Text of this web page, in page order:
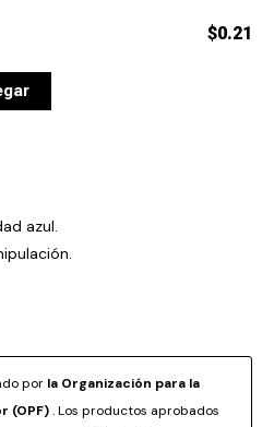
$0.21
azul.
por la Organización para la
(OPF). Los productos aprobados